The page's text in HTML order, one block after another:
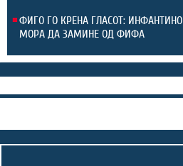
ФИГО ГО КРЕНА ГЛАСОТ: ИНФАНТИНО
МОРА ДА ЗАМИНЕ ОД ФИФА